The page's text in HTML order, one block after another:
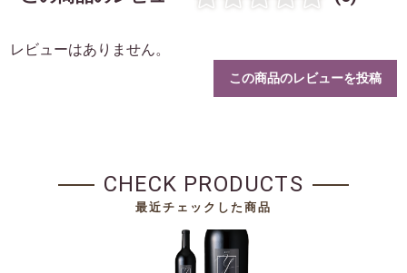
レビューはありません。
この商品のレビューを投稿
CHECK PRODUCTS
最近チェックした商品